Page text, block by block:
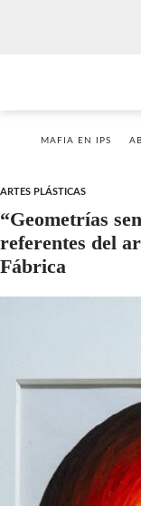
MAFIA EN IPS
ARTES PLÁSTICAS
“Geometrías
referentes del
Fábrica